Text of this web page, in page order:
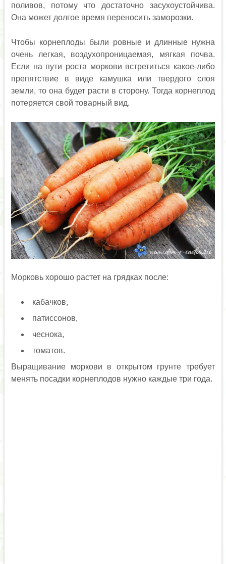
поливов, потому что достаточно засухоустойчива.
Она может долгое время переносить заморозки.
Чтобы корнеплоды были ровные и длинные нужна
очень легкая, воздухопроницаемая, мягкая почва.
Если на пути роста моркови встретиться какое-либо
препятствие в виде камушка или твердого слоя
земли, то она будет расти в сторону. Тогда корнеплод
потеряется свой товарный вид.
Морковь хорошо растет на грядках после:
кабачков,
патиссонов,
чеснока,
томатов.
Выращивание моркови в открытом грунте требует
менять посадки корнеплодов нужно каждые три года.